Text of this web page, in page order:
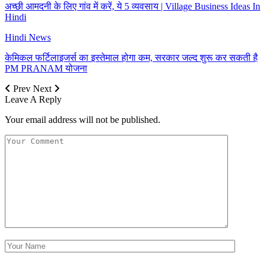
अच्छी आमदनी के लिए गांव में करें, ये 5 व्यवसाय | Village Business Ideas In
Hindi
Hindi News
केमिकल फर्टिलाइजर्स का इस्तेमाल होगा कम, सरकार जल्द शुरू कर सकती है
PM PRANAM योजना
Prev Next
Leave A Reply
Your email address will not be published.